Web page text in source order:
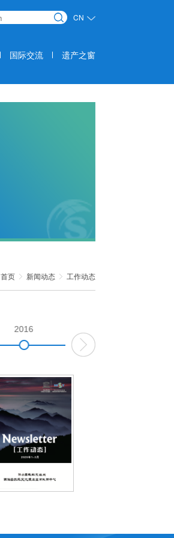
CN
国际交流 遗产之窗
首页 新闻动态 工作动态
2016